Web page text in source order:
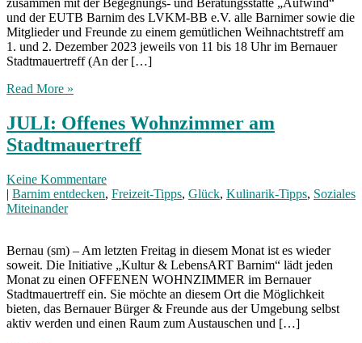
zusammen mit der Begegnungs- und Beratungsstätte „Aufwind“
und der EUTB Barnim des LVKM-BB e.V. alle Barnimer sowie die
Mitglieder und Freunde zu einem gemütlichen Weihnachtstreff am
1. und 2. Dezember 2023 jeweils von 11 bis 18 Uhr im Bernauer
Stadtmauertreff (An der […]
Read More »
JULI: Offenes Wohnzimmer am
Stadtmauertreff
Keine Kommentare
| Barnim entdecken, Freizeit-Tipps, Glück, Kulinarik-Tipps, Soziales
Miteinander
Bernau (sm) – Am letzten Freitag in diesem Monat ist es wieder
soweit. Die Initiative „Kultur & LebensART Barnim“ lädt jeden
Monat zu einen OFFENEN WOHNZIMMER im Bernauer
Stadtmauertreff ein. Sie möchte an diesem Ort die Möglichkeit
bieten, das Bernauer Bürger & Freunde aus der Umgebung selbst
aktiv werden und einen Raum zum Austauschen und […]